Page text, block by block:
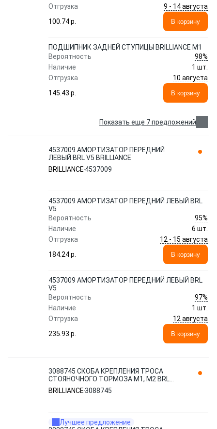
Отгрузка
9 - 14 августа
100.74 p.
В корзину
ПОДШИПНИК ЗАДНЕЙ СТУПИЦЫ BRILLIANCE M1
Вероятность
98%
Наличие
1 шт.
Отгрузка
10 августа
145.43 p.
В корзину
Показать еще 7 предложений
4537009 АМОРТИЗАТОР ПЕРЕДНИЙ
ЛЕВЫЙ BRL V5 BRILLIANCE
BRILLIANCE 4537009
4537009 АМОРТИЗАТОР ПЕРЕДНИЙ ЛЕВЫЙ BRL
V5
Вероятность
95%
Наличие
6 шт.
Отгрузка
12 - 15 августа
184.24 p.
В корзину
4537009 АМОРТИЗАТОР ПЕРЕДНИЙ ЛЕВЫЙ BRL
V5
Вероятность
97%
Наличие
1 шт.
Отгрузка
12 августа
235.93 p.
В корзину
3088745 СКОБА КРЕПЛЕНИЯ ТРОСА
СТОЯНОЧНОГО ТОРМОЗА M1, M2 BRL
BRILLIANCE
BRILLIANCE3088745
Лучшее предложение